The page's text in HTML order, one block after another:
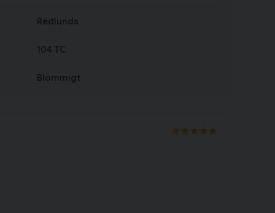
Redlunds
104 TC
Blommigt